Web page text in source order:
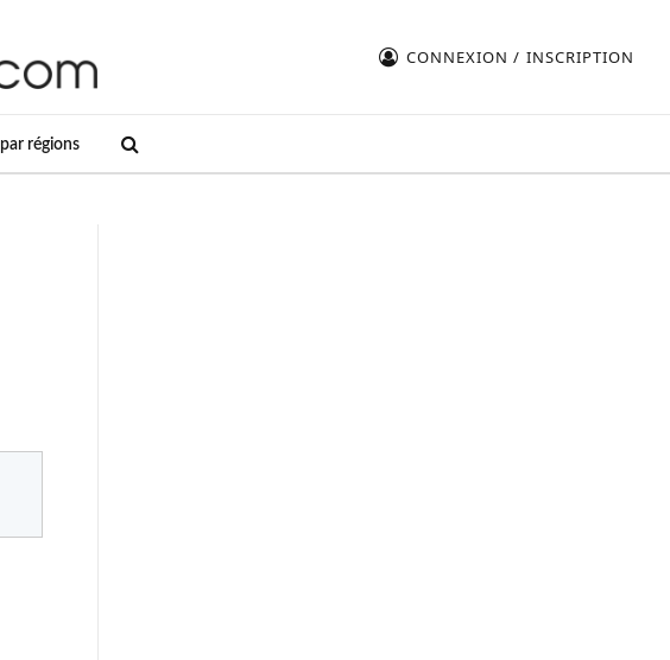
CONNEXION / INSCRIPTION
régions